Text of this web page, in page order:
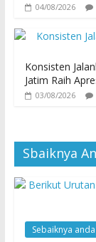
04/08/2026
Konsisten
Jatim Raih
03/08/2026
Sbaiknya
Sebaiknya